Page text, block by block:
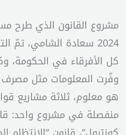
مشروع القانون الذي طرح
2024 سعادة الشامي،
كل الأفرقاء في الحكومة،
وفّرت المعلومات مثل مصرف
هو معلوم، ثلاثة مشاريع
منفصلة في مشروع واحد: